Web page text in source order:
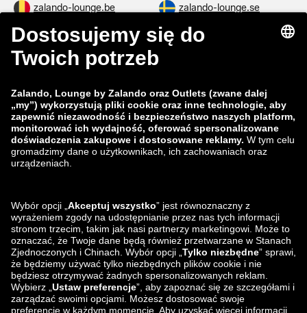
zalando-lounge.be zalando-lounge.se
zalando-lounge.fi zalando-lounge.dk
zalando-lounge.co.uk
zalando-prive.es zalando-lounge.cz
zalando-lounge.lt zalando-lounge.sk
zalando-lounge.ro zalando-lounge.hr
zalando-lounge.lu zalando-lounge.ee
zalando-lounge.lv zalando-lounge.no
Znajdziesz nas